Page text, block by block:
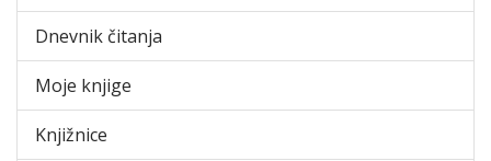
Dnevnik čitanja
Moje knjige
Knjižnice